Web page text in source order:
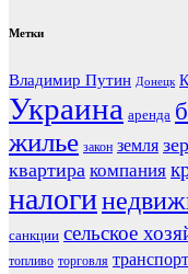
Метки
Владимир Путин Донецк
Украина аренда
жилье закон земля
квартира компания
налоги
санкции сельское
топливо торговля транспорт